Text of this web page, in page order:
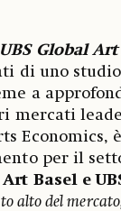
Global
di uno
a
mercati
Economics,
per il
Art Basel e
alto del